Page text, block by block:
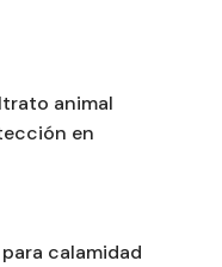
animal
en
calamidad